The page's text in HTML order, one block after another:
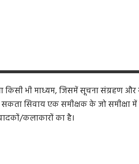
या किसी भी माध्यम, जिसमें सूचना संग्रहण
सिवाय एक समीक्षक के जो समीक्षा में
कलाकारों का है।